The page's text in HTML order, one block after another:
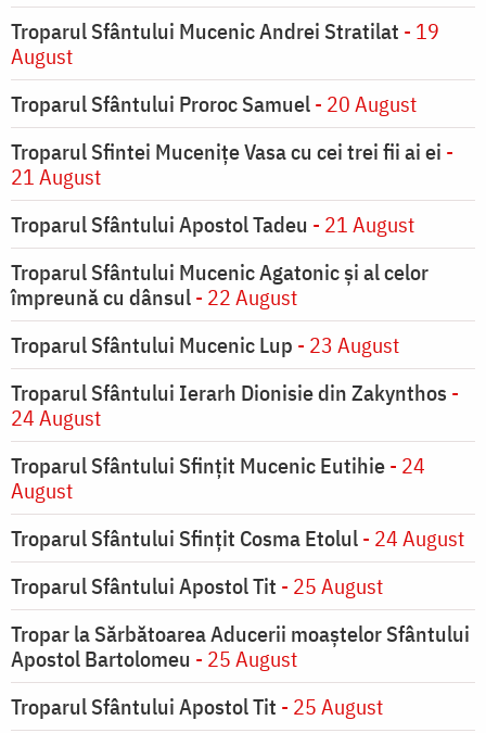
Troparul Sfântului Mucenic Andrei Stratilat - 19
August
Troparul Sfântului Proroc Samuel- 20 August
Troparul Sfintei Muceniţe Vasa cu cei trei fii ai ei -
21 August
Troparul Sfântului Apostol Tadeu - 21 August
Troparul Sfântului Mucenic Agatonic şi al celor
împreună cu dânsul- 22 August
Troparul Sfântului Mucenic Lup - 23 August
Troparul Sfântului Ierarh Dionisie din Zakynthos -
24 August
Troparul Sfântului Sfinţit Mucenic Eutihie- 24
August
Troparul Sfântului Sfinţit Cosma Etolul- 24 August
Troparul Sfântului Apostol Tit - 25 August
Tropar la Sărbătoarea Aducerii moaştelor Sfântului
Apostol Bartolomeu - 25 August
Troparul Sfântului Apostol Tit - 25 August